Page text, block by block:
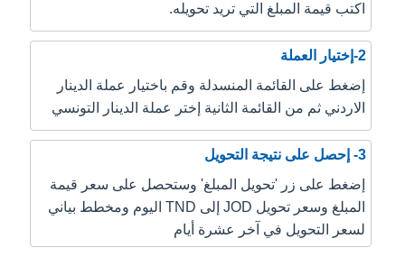
اكتب قيمة المبلغ التي تريد تحويله.
2-إختيار العملة
إضغط على القائمة المنسدلة وقم باختيار عملة الدينار
الاردني ثم من القائمة الثانية إختر عملة الدينار التونسي
3- إحصل على نتيجة التحويل
إضغط على زر 'تحويل المبلغ' وستحصل على سعر قيمة
المبلغ وسعر تحويل JOD إلى TND اليوم ومخطط بياني
لسعر التحويل في آخر عشرة أيام